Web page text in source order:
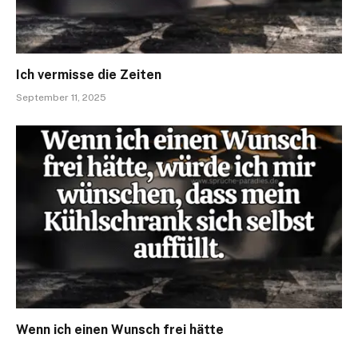
Ich vermisse die Zeiten
September 11, 2025
Wenn ich einen Wunsch frei hätte